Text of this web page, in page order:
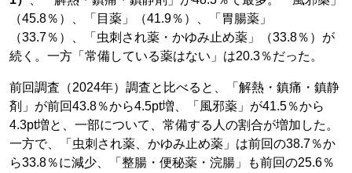
（45.8％）、「目薬」（41.9％）、「胃腸薬」
（33.7％）、「虫刺され薬・かゆみ止め薬」（33.8％）が
続く。一方「常備している薬はない」は20.3％だった。
前回調査（2024年）調査と比べると、「解熱・鎮痛・鎮静
剤」が前回43.8％から4.5pt増、「風邪薬」が41.5％から
4.3pt増と、一部について、常備する人の割合が増加した。
一方で、「虫刺され薬、かゆみ止め薬」は前回の38.7％か
ら33.8％に減少、「整腸・便秘薬・浣腸」も前回の25.6％